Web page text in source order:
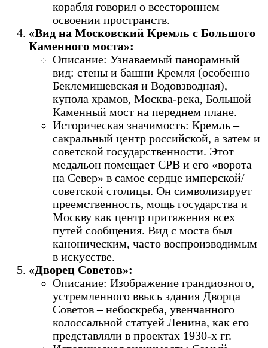
корабля говорил о всестороннем
освоении пространств.
«Вид на Московский Кремль с Большого
Каменного моста»:
Описание: Узнаваемый панорамный
вид: стены и башни Кремля (особенно
Беклемишевская и Водовзводная),
купола храмов, Москва-река, Большой
Каменный мост на переднем плане.
Историческая значимость: Кремль –
сакральный центр российской, а затем и
советской государственности. Этот
медальон помещает СРВ и его «ворота
на Север» в самое сердце имперской/
советской столицы. Он символизирует
преемственность, мощь государства и
Москву как центр притяжения всех
путей сообщения. Вид с моста был
каноническим, часто воспроизводимым
в искусстве.
«Дворец Советов»:
Описание: Изображение грандиозного,
устремленного ввысь здания Дворца
Советов – небоскреба, увенчанного
колоссальной статуей Ленина, как его
представляли в проектах 1930-х гг.